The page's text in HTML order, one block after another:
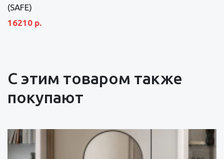
(SAFE)
16210 р.
С этим товаром также
покупают